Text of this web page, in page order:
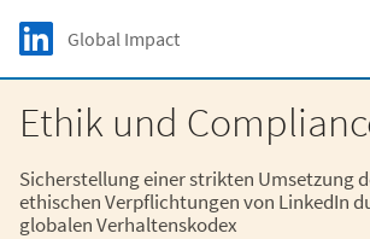
Skip to main content
LinkedIn Logo
Global Impact
Ethik und
Sicherstellung einer strikten Umsetzung
ethischen Verpflichtungen von LinkedIn
globalen Verhaltenskodex